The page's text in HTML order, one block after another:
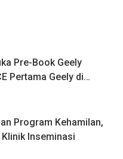
Pre-Book Geely
Pertama Geely di
Lebih dari 1,3
Program Kehamilan,
Klinik Inseminasi